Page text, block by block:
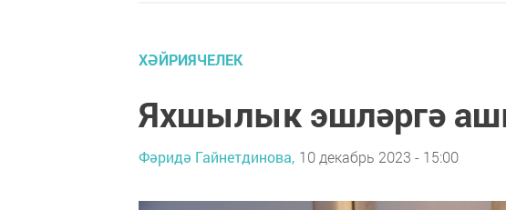
ХӘЙРИЯЧЕЛЕК
Яхшылык эшләргә
Фәридә Гайнетдинова, 10 декабрь 2023 - 15:00